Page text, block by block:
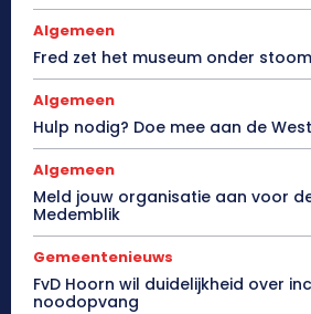
Algemeen
Fred zet het museum onder stoom
Algemeen
Hulp nodig? Doe mee aan de
Algemeen
Meld jouw organisatie aan voor
Medemblik
Gemeentenieuws
FvD Hoorn wil duidelijkheid over
noodopvang